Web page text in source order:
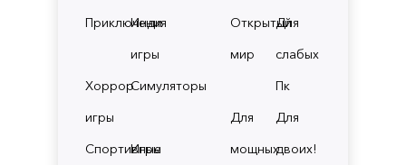
Приключения
Инди
игры
Хоррор
игры
Симуляторы
Спортивные
Игры
Открытый
мир
Для
слабых
Пк
Для
мощных
Для
двоих!